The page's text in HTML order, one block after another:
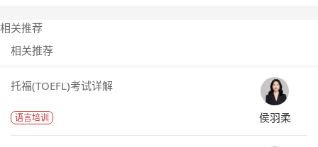
相关推荐
相关推荐
托福(TOEFL)考试详解
语言培训 侯羽柔